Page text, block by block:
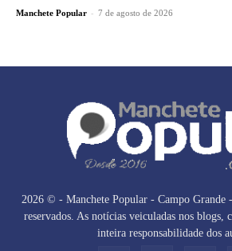
Manchete Popular - 7 de agosto de 2026
2026 © - Manchete Popular - Campo Grande
reservados. As notícias veiculadas nos blogs,
inteira responsabilidade dos